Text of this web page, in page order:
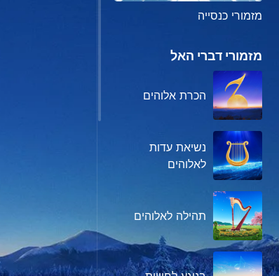
מזמורי כנסייה
מזמורי דברי האל
הכרת אלוהים
נשיאת עדות
לאלוהים
תהילה לאלוהים